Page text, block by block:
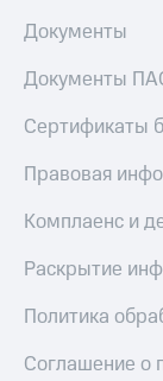
Документы
Документы
Сертификаты
Правовая
Комплаенс и
Раскрытие
Политика
Соглашение о